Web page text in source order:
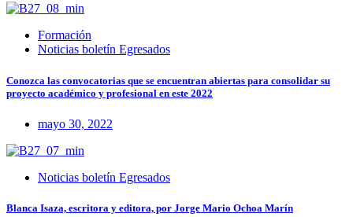
Formación
Noticias boletín Egresados
Conozca las convocatorias que se encuentran abiertas para consolidar su
proyecto académico y profesional en este 2022
mayo 30, 2022
Noticias boletín Egresados
Blanca Isaza, escritora y editora, por Jorge Mario Ochoa Marín